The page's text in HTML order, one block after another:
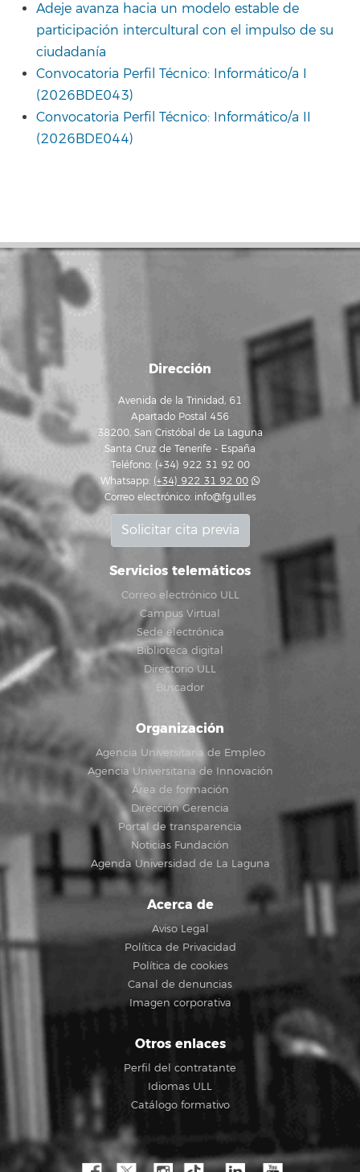
Adeje avanza hacia un modelo estable de
participación intercultural con el impulso de su
ciudadanía
Convocatoria Perfil Técnico: Informático/a I
(2026BDE043)
Convocatoria Perfil Técnico: Informático/a II
(2026BDE044)
Dirección
Avenida de la Trinidad, 61
Apartado Postal 456
38200, San Cristóbal de La Laguna
Santa Cruz de Tenerife - España
Teléfono: (+34) 922 31 92 00
Whatsapp: (+34) 922 31 92 00
Correo electrónico: info@fg.ull.es
Solicitar cita previa
Servicios telemáticos
Correo electrónico ULL
Campus Virtual
Sede electrónica
Biblioteca digital
Directorio ULL
Buscador
Organización
Agencia Universitaria de Empleo
Agencia Universitaria de Innovación
Área de formación
Dirección Gerencia
Portal de transparencia
Noticias Fundación
Agenda Universidad de La Laguna
Acerca de
Aviso Legal
Política de Privacidad
Política de cookies
Canal de denuncias
Imagen corporativa
Otros enlaces
Perfil del contratante
Idiomas ULL
Catálogo formativo